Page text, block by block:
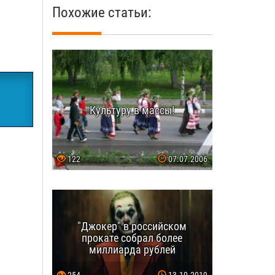
Похожие статьи:
Культуру в массы!
122 07.07.2006
"Джокер" в российском
прокате собрал более
миллиарда рублей